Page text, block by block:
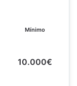
Mínimo
10.000€